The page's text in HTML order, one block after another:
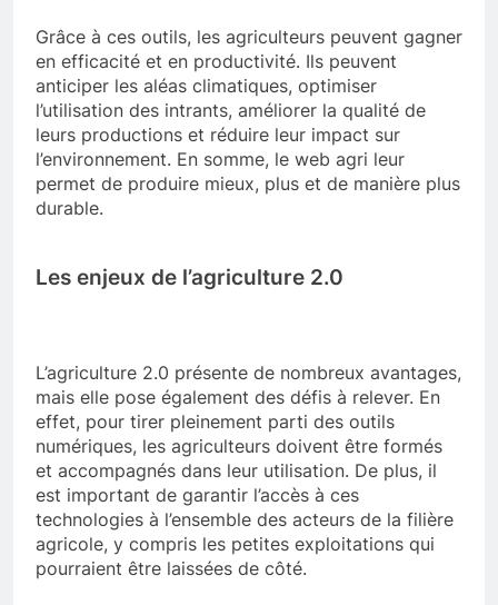
Grâce à ces outils, les agriculteurs peuvent gagner
en efficacité et en productivité. Ils peuvent
anticiper les aléas climatiques, optimiser
l’utilisation des intrants, améliorer la qualité de
leurs productions et réduire leur impact sur
l’environnement. En somme, le web agri leur
permet de produire mieux, plus et de manière plus
durable.
Les enjeux de l’agriculture 2.0
L’agriculture 2.0 présente de nombreux avantages,
mais elle pose également des défis à relever. En
effet, pour tirer pleinement parti des outils
numériques, les agriculteurs doivent être formés
et accompagnés dans leur utilisation. De plus, il
est important de garantir l’accès à ces
technologies à l’ensemble des acteurs de la filière
agricole, y compris les petites exploitations qui
pourraient être laissées de côté.